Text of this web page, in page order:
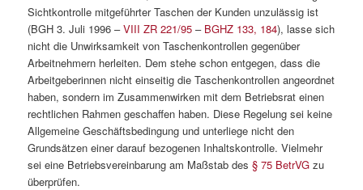
Sichtkontrolle mitgeführter Taschen der Kunden unzulässig ist
(BGH 3. Juli 1996 –VIII ZR 221/95 – BGHZ 133, 184), lasse sich
nicht die Unwirksamkeit von Taschenkontrollen gegenüber
Arbeitnehmern herleiten. Dem stehe schon entgegen, dass die
Arbeitgeberinnen nicht einseitig die Taschenkontrollen angeordnet
haben, sondern im Zusammenwirken mit dem Betriebsrat einen
rechtlichen Rahmen geschaffen haben. Diese Regelung sei keine
Allgemeine Geschäftsbedingung und unterliege nicht den
Grundsätzen einer darauf bezogenen Inhaltskontrolle. Vielmehr
sei eine Betriebsvereinbarung am Maßstab des§ 75 BetrVG zu
überprüfen.